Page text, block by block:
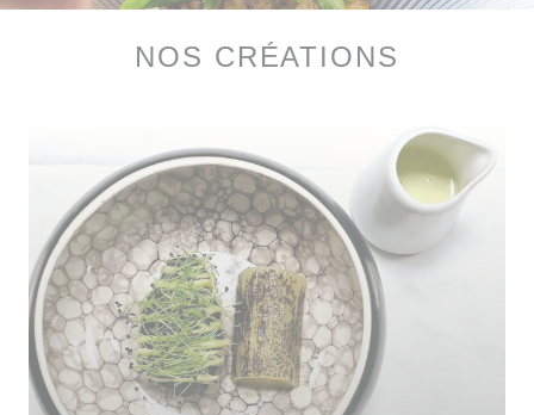
NOS CRÉATIONS